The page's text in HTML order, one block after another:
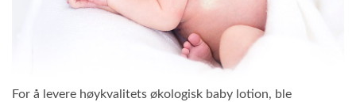
For å levere høykvalitets økologisk baby lotion, ble